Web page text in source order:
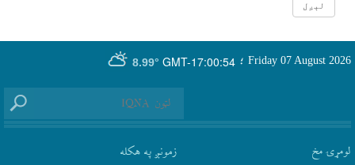
GMT-17:00:54
8.99° Friday 07 August 2026 ؛
لومړۍ مخ
زمونږ په هکله